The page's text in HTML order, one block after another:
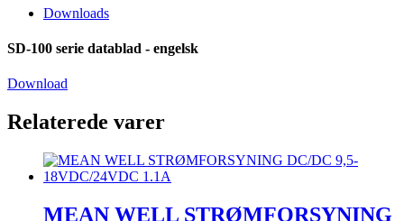
Downloads
SD-100 serie datablad - engelsk
Download
Relaterede varer
MEAN WELL STRØMFORSYNING